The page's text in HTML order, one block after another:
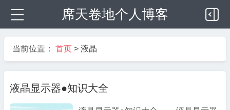
席天卷地个人博客
当前位置： 首页 > 液晶
液晶显示器●知识大全